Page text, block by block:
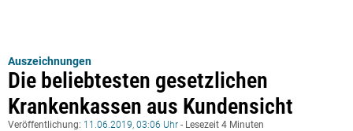
Auszeichnungen
Die beliebtesten gesetzlichen
Krankenkassen aus Kundensicht
Veröffentlichung: 11.06.2019, 03:06 Uhr - Lesezeit 4 Minuten